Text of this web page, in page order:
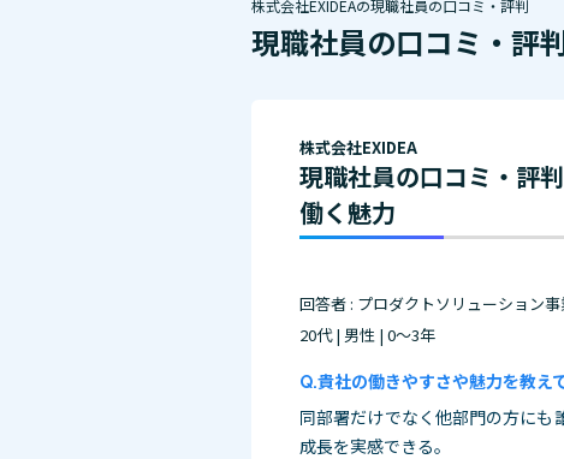
株式会社EXIDEAの現職社員の口コミ・評判
現職社員の口コミ・評
株式会社EXIDEA
現職社員の口コミ・評判
働く魅力
回答者 : プロダクトソリューション
20代 | 男性 | 0～3年
貴社の働きやすさや魅力を教え
同部署だけでなく他部門の方にも
成長を実感できる。